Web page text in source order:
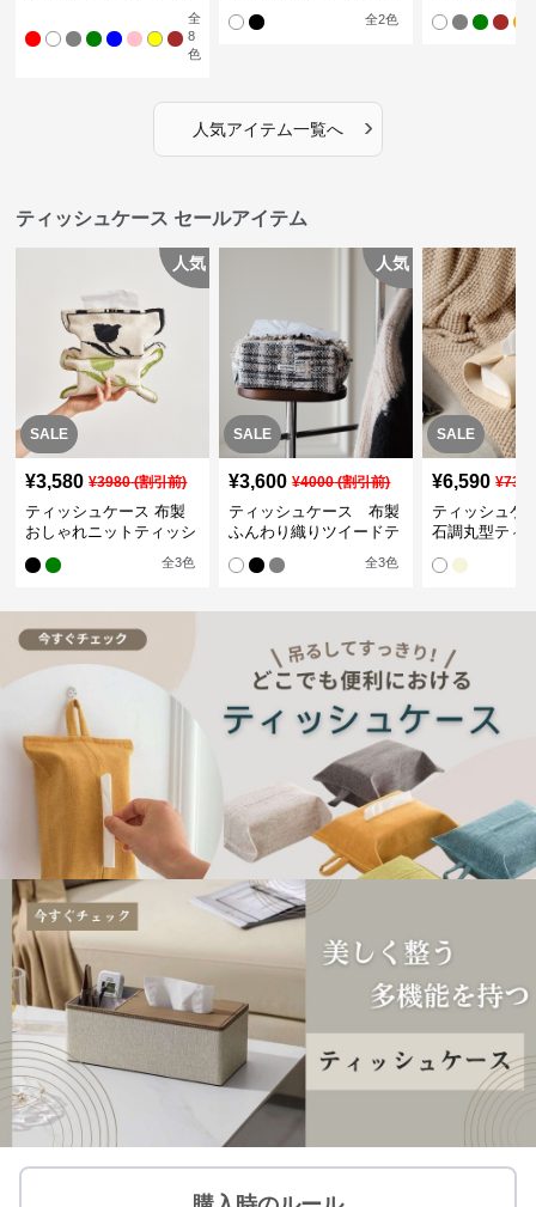
全
8
色
全2色
人気アイテム一覧へ ›
ティッシュケース セールアイテム
SALE
人気
¥3,580 ¥3980(割引前)
ティッシュケース 布製
おしゃれニットティッシ
全3色
SALE
人気
¥3,600 ¥4000(割引前)
ティッシュケース 布製
ふんわり織りツイードテ
全3色
SALE
¥6,590 ¥
ティッシュ
石調丸型ティ